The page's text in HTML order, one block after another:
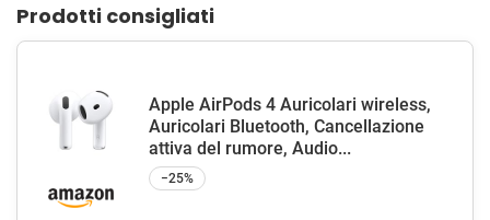
Prodotti consigliati
Apple AirPods 4 Auricolari wireless,
Auricolari Bluetooth, Cancellazione
attiva del rumore, Audio...
−25%